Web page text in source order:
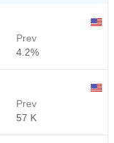
Prev
4.2%
Prev
57 K